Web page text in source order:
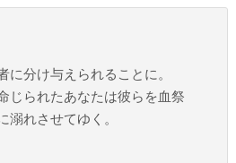
に分け与えられることに。
じられたあなたは彼らを血祭
れさせてゆく。